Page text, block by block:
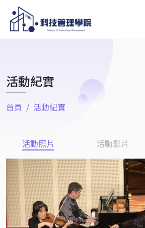
活動紀實
首頁 活動紀實
活動照片 活動影片